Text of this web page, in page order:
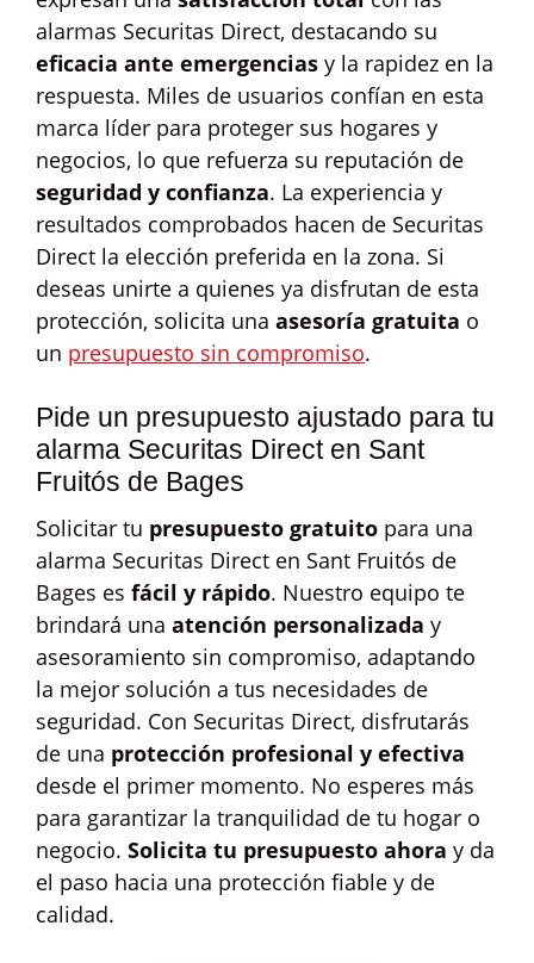
alarmas Securitas Direct, destacando su
eficacia ante emergencias y la rapidez en la
respuesta. Miles de usuarios confían en esta
marca líder para proteger sus hogares y
negocios, lo que refuerza su reputación de
seguridad y confianza. La experiencia y
resultados comprobados hacen de Securitas
Direct la elección preferida en la zona. Si
deseas unirte a quienes ya disfrutan de esta
protección, solicita una asesoría gratuita o
un presupuesto sin compromiso.
Pide un presupuesto ajustado para tu
alarma Securitas Direct en Sant
Fruitós de Bages
Solicitar tu presupuesto gratuito para una
alarma Securitas Direct en Sant Fruitós de
Bages es fácil y rápido. Nuestro equipo te
brindará una atención personalizada y
asesoramiento sin compromiso, adaptando
la mejor solución a tus necesidades de
seguridad. Con Securitas Direct, disfrutarás
de una protección profesional y efectiva
desde el primer momento. No esperes más
para garantizar la tranquilidad de tu hogar o
negocio. Solicita tu presupuesto ahora y da
el paso hacia una protección fiable y de
calidad.